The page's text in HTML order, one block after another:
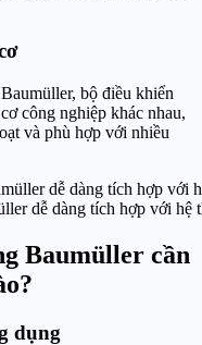
bộ điều khiển
công nghiệp khác nhau,
và phù hợp với nhiều
dễ dàng tích hợp với hệ
Baumüller cần
dụng